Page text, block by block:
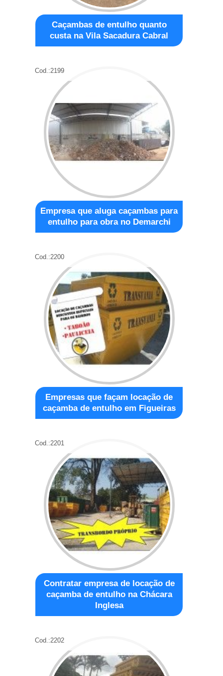
Caçambas de entulho quanto
custa na Vila Sacadura Cabral
Cod.:2199
Empresa que aluga caçambas para
entulho para obra no Demarchi
Cod.:2200
Empresas que façam locação de
caçamba de entulho em Figueiras
Cod.:2201
Contratar empresa de locação de
caçamba de entulho na Chácara
Inglesa
Cod.:2202